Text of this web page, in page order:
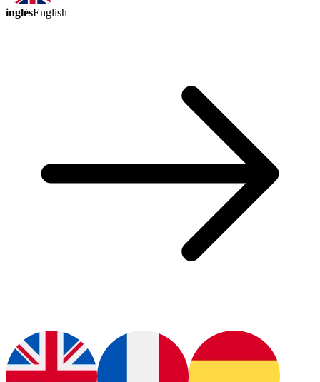
inglésEnglish